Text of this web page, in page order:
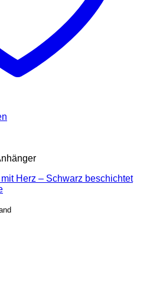
Herz – Schwarz beschichtet